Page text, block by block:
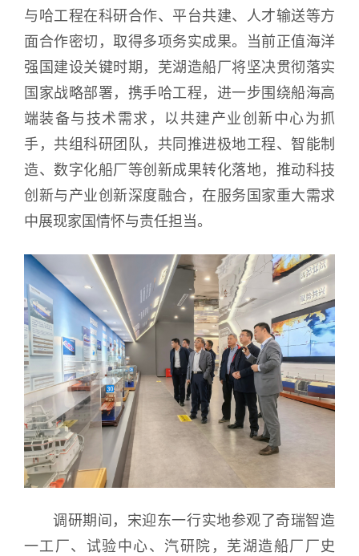
与哈工程在科研合作、平台共建、人才输送等方
面合作密切，取得多项务实成果。当前正值海洋
强国建设关键时期，芜湖造船厂将坚决贯彻落实
国家战略部署，携手哈工程，进一步围绕船海高
端装备与技术需求，以共建产业创新中心为抓
手，共组科研团队，共同推进极地工程、智能制
造、数字化船厂等创新成果转化落地，推动科技
创新与产业创新深度融合，在服务国家重大需求
中展现家国情怀与责任担当。
调研期间，宋迎东一行实地参观了奇瑞智造
一工厂、试验中心、汽研院，芜湖造船厂厂史